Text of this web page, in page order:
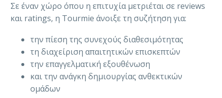
Σε έναν χώρο όπου η επιτυχία μετριέται σε reviews
και ratings, η Tourmie άνοιξε τη συζήτηση για:
την πίεση της συνεχούς διαθεσιμότητας
τη διαχείριση απαιτητικών επισκεπτών
την επαγγελματική εξουθένωση
και την ανάγκη δημιουργίας ανθεκτικών
ομάδων